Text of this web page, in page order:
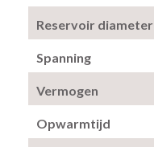
Reservoir diameter
Spanning
Vermogen
Opwarmtijd